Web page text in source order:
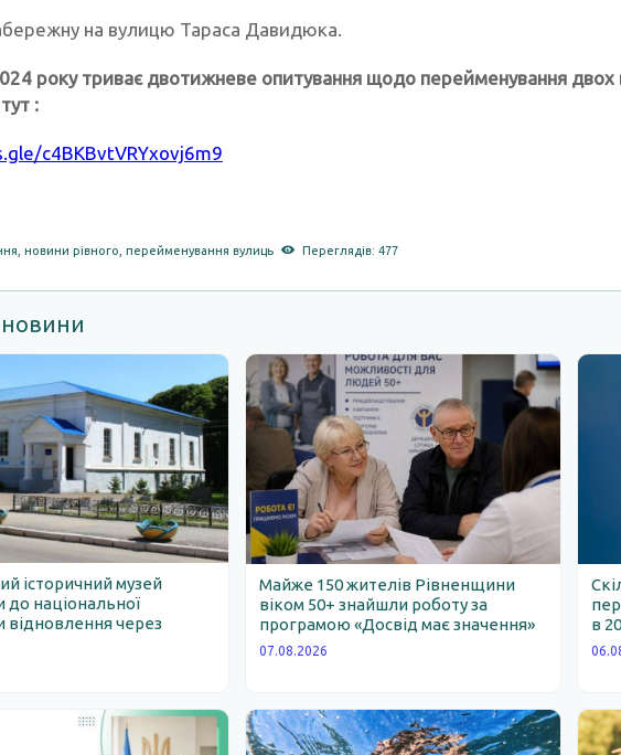
на вулицю Тараса Давидюка.
року триває двотижневе опитування щодо перейменування двох
:
c4BKBvtVRYxovj6m9
,новини рівного ,перейменування вулиць Переглядів: 477
новини
історичний музей
до національної
відновлення через
Майже 150 жителів Рівненщини
віком 50+ знайшли роботу за
програмою «Досвід має значення»
07.08.2026
в